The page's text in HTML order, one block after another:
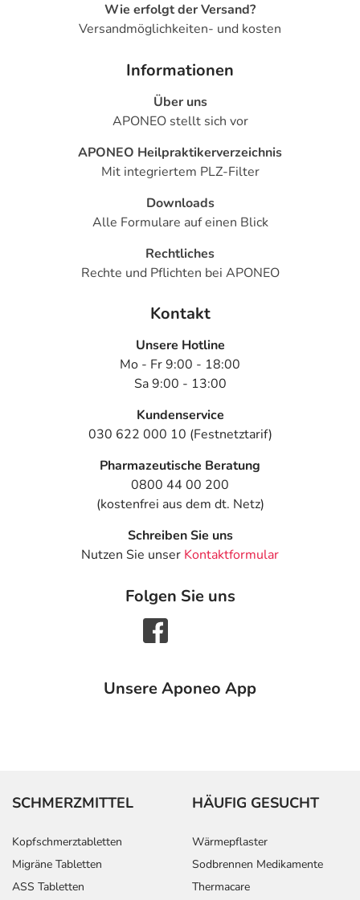
Wie erfolgt der Versand?
Versandmöglichkeiten- und kosten
Informationen
Über uns
APONEO stellt sich vor
APONEO Heilpraktikerverzeichnis
Mit integriertem PLZ-Filter
Downloads
Alle Formulare auf einen Blick
Rechtliches
Rechte und Pflichten bei APONEO
Kontakt
Unsere Hotline
Mo - Fr 9:00 - 18:00
Sa 9:00 - 13:00
Kundenservice
030 622 000 10 (Festnetztarif)
Pharmazeutische Beratung
0800 44 00 200
(kostenfrei aus dem dt. Netz)
Schreiben Sie uns
Nutzen Sie unser Kontaktformular
Folgen Sie uns
Unsere Aponeo App
SCHMERZMITTEL
Kopfschmerztabletten
Migräne Tabletten
ASS Tabletten
HÄUFIG GESUCHT
Wärmepflaster
Sodbrennen Medikamente
Thermacare